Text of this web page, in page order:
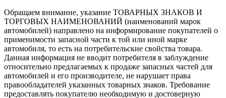
Обращаем внимание, указание ТОВАРНЫХ ЗНАКОВ И
ТОРГОВЫХ НАИМЕНОВАНИЙ (наименований марок
автомобилей) направлено на информирование покупателей о
применимости запасной части к той или иной марке
автомобиля, то есть на потребительские свойства товара.
Данная информация не вводит потребителя в заблуждение
относительно предлагаемых к продаже запасных частей для
автомобилей и его производителе, не нарушает права
правообладателей указанных товарных знаков. Требование
предоставлять покупателю необходимую и достоверную